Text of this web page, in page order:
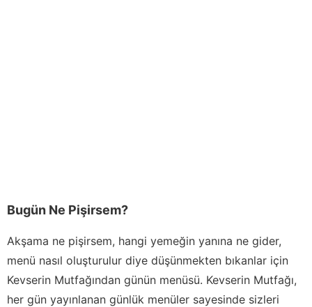
Bugün Ne Pişirsem?
Akşama ne pişirsem, hangi yemeğin yanına ne gider,
menü nasıl oluşturulur diye düşünmekten bıkanlar için
Kevserin Mutfağından günün menüsü. Kevserin Mutfağı,
her gün yayınlanan günlük menüler sayesinde sizleri